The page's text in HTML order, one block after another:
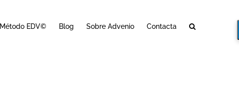
Método EDV© Blog Sobre Advenio Contacta